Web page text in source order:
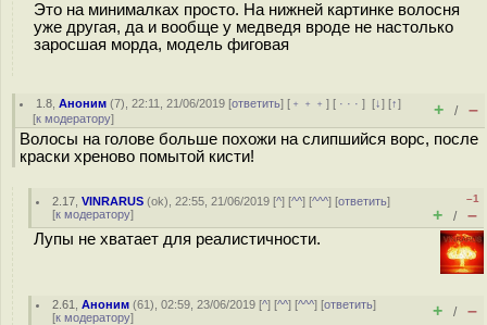
Это на минималках просто. На нижней картинке волосня
уже другая, да и вообще у медведя вроде не настолько
заросшая морда, модель фиговая
1.8 ,Аноним (7), 22:11, 21/06/2019 [ответить] [ ﹢﹢﹢] [ · · ·][↓] [↑]
[к модератору] + / –
Волосы на голове больше похожи на слипшийся ворс, после
краски хреново помытой кисти!
2.17 ,VINRARUS (ok), 22:55, 21/06/2019 [^] [^^] [^^^] [ответить]
[к модератору]
–1
+ / –
Лупы не хватает для реалистичности.
2.61 ,Аноним (61), 02:59, 23/06/2019 [^] [^^] [^^^] [ответить]
[к модератору] + / –